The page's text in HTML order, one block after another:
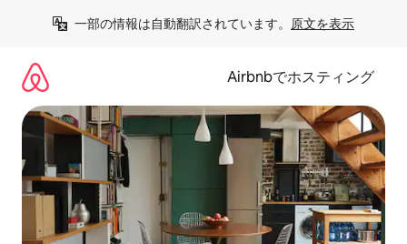
一部の情報は自動翻訳されています。 原文を表示
Airbnbでホスティング